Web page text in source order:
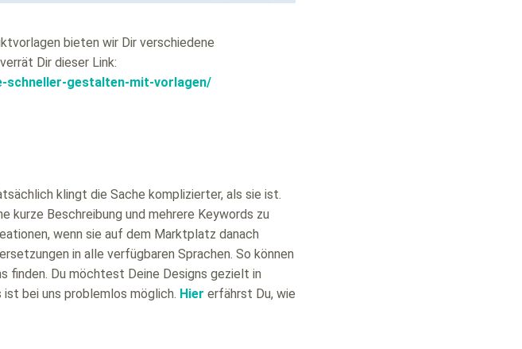
bieten wir Dir verschiedene
Dir dieser Link:
schneller-gestalten-mit-vorlagen/
klingt die Sache komplizierter, als sie ist.
kurze Beschreibung und mehrere Keywords zu
wenn sie auf dem Marktplatz danach
in alle verfügbaren Sprachen. So können
finden. Du möchtest Deine Designs gezielt in
ist bei uns problemlos möglich. Hier erfährst Du, wie